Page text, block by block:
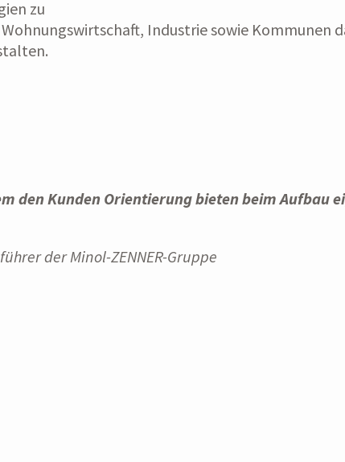
zu
Industrie sowie Kommunen
den Kunden Orientierung bieten beim Aufbau
der Minol-ZENNER-Gruppe